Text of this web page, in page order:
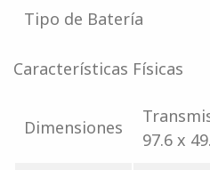
Tipo de Batería
Características Físicas
Dimensiones
97.6 x